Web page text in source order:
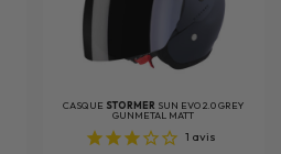
CASQUE STORMER SUN EVO 2.0 GREY
GUNMETAL MATT
1 avis